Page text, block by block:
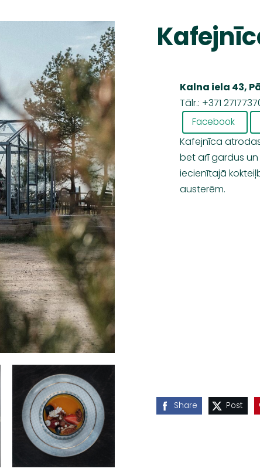
Kalna iela 43,
Tālr.: +371
Facebook
Kafejnīca
bet arī gardus
iecienītajā
austerēm.
Share Post